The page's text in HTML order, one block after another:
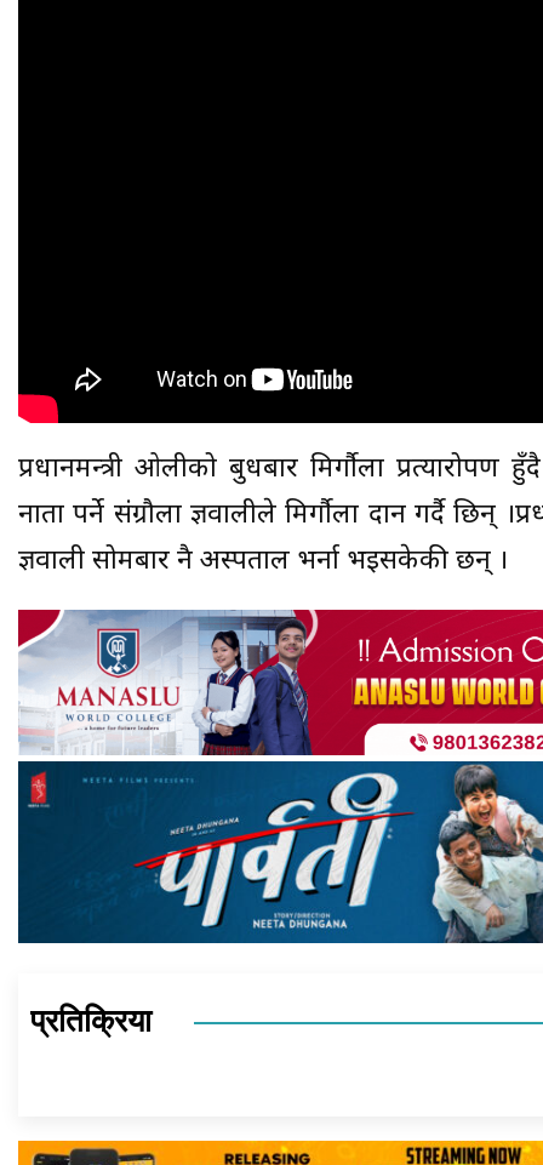
प्रधानमन्त्री ओलीको बुधबार मिर्गौला प्रत्यारोपण
नाता पर्ने संग्रौला ज्ञवालीले मिर्गौला दान गर्दै छिन्
ज्ञवाली सोमबार नै अस्पताल भर्ना भइसकेकी छन् ।
प्रतिक्रिया